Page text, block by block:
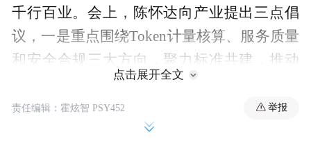
千行百业。会上，陈怀达向产业提出三点倡
议，一是重点围绕Token计量核算、服务质量
和安全合规三大方向，聚力标准共建，推动
AI能力标准化、可计量、可交易，筑牢产业
规模化发展底座；二是基于Token的“网联、
上云、用数、赋智、服务”一体化运营范式，
点击展开全文
责任编辑：霍炫智 PSY452 举报